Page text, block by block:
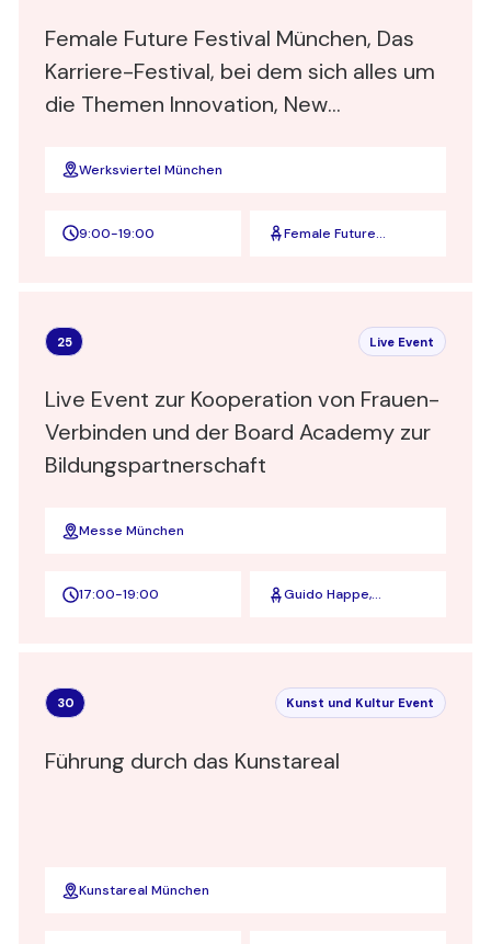
Female Future Festival München, Das
Karriere-Festival, bei dem sich alles um
die Themen Innovation, New
Chancen dreht. Sonderkonditionen für
Werksviertel München
9:00-19:00
Female Future
25 Live Event
Live Event zur Kooperation von Frauen-
Verbinden und der Board Academy zur
Bildungspartnerschaft
Messe München
17:00-19:00
Guido Happe,
Geschäftsführer der
Board Academy
30 Kunst und Kultur Event
Führung durch das Kunstareal
Kunstareal München